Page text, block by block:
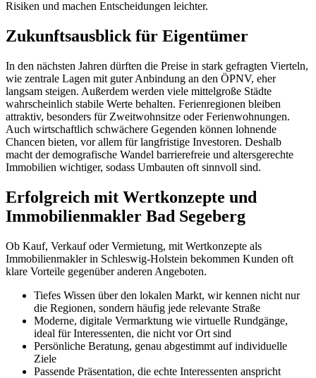
Risiken und machen Entscheidungen leichter.
Zukunftsausblick für Eigentümer
In den nächsten Jahren dürften die Preise in stark gefragten Vierteln,
wie zentrale Lagen mit guter Anbindung an den ÖPNV, eher
langsam steigen. Außerdem werden viele mittelgroße Städte
wahrscheinlich stabile Werte behalten. Ferienregionen bleiben
attraktiv, besonders für Zweitwohnsitze oder Ferienwohnungen.
Auch wirtschaftlich schwächere Gegenden können lohnende
Chancen bieten, vor allem für langfristige Investoren. Deshalb
macht der demografische Wandel barrierefreie und altersgerechte
Immobilien wichtiger, sodass Umbauten oft sinnvoll sind.
Erfolgreich mit Wertkonzepte und
Immobilienmakler Bad Segeberg
Ob Kauf, Verkauf oder Vermietung, mit Wertkonzepte als
Immobilienmakler in Schleswig-Holstein bekommen Kunden oft
klare Vorteile gegenüber anderen Angeboten.
Tiefes Wissen über den lokalen Markt, wir kennen nicht nur
die Regionen, sondern häufig jede relevante Straße
Moderne, digitale Vermarktung wie virtuelle Rundgänge,
ideal für Interessenten, die nicht vor Ort sind
Persönliche Beratung, genau abgestimmt auf individuelle
Ziele
Passende Präsentation, die echte Interessenten anspricht